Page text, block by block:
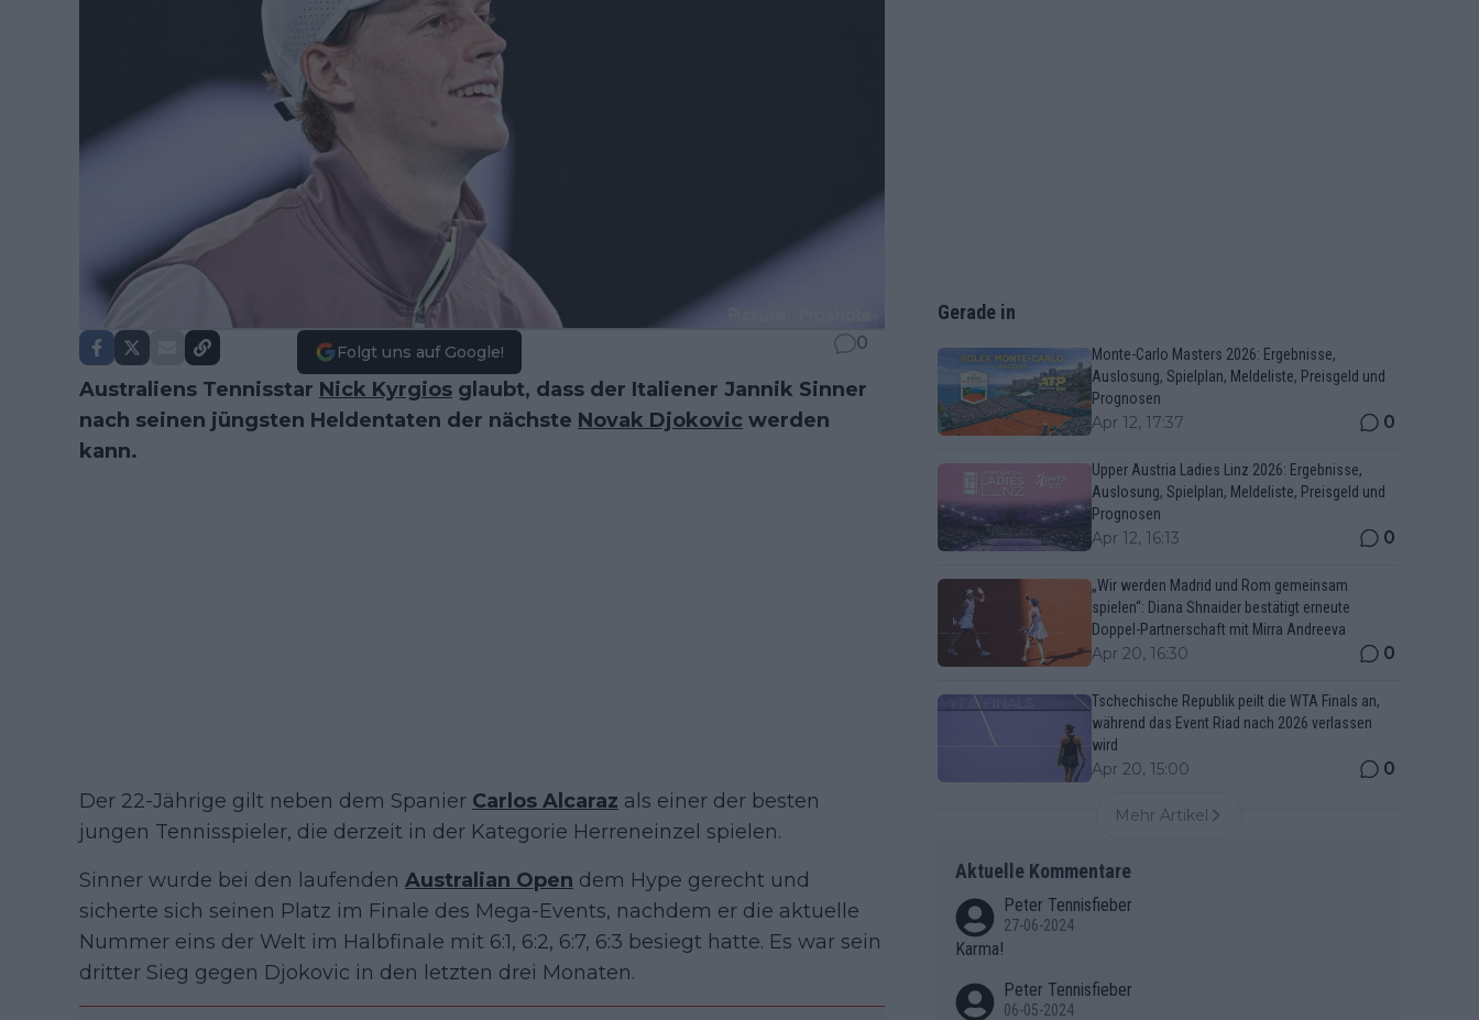
Folgt uns auf Google! 0
Australiens Tennisstar Nick Kyrgios glaubt, dass der Italiener Jannik Sinner
nach seinen jüngsten Heldentaten der nächste Novak Djokovic werden
kann.
Der 22-Jährige gilt neben dem Spanier Carlos Alcaraz als einer der besten
jungen Tennisspieler, die derzeit in der Kategorie Herreneinzel spielen.
Sinner wurde bei den laufenden Australian Open dem Hype gerecht und
sicherte sich seinen Platz im Finale des Mega-Events, nachdem er die aktuelle
Nummer eins der Welt im Halbfinale mit 6:1, 6:2, 6:7, 6:3 besiegt hatte. Es war sein
dritter Sieg gegen Djokovic in den letzten drei Monaten.
Gerade in
Monte-Carlo Masters 2026: Ergebnisse,
Auslosung, Spielplan, Meldeliste, Preisgeld und
Prognosen
Apr 12, 17:37 0
Upper Austria Ladies Linz 2026: Ergebnisse,
Auslosung, Spielplan, Meldeliste, Preisgeld und
Prognosen
Apr 12, 16:13 0
„Wir werden Madrid und Rom gemeinsam
spielen“: Diana Shnaider bestätigt erneute
Doppel-Partnerschaft mit Mirra Andreeva
Apr 20, 16:30 0
Tschechische Republik peilt die WTA Finals an,
während das Event Riad nach 2026 verlassen
wird
Apr 20, 15:00 0
Mehr Artikel
Aktuelle Kommentare
Peter Tennisfieber
27-06-2024
Karma!
Peter Tennisfieber
06-05-2024